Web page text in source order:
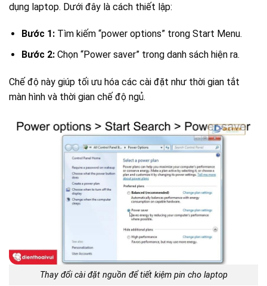
dụng laptop. Dưới đây là cách thiết lập:
Bước 1:Tìm kiếm “power options” trong Start Menu.
Bước 2:Chọn “Power saver” trong danh sách hiện ra.
Chế độ này giúp tối ưu hóa các cài đặt như thời gian tắt
màn hình và thời gian chế độ ngủ.
Thay đổi cài đặt nguồn để tiết kiệm pin cho laptop